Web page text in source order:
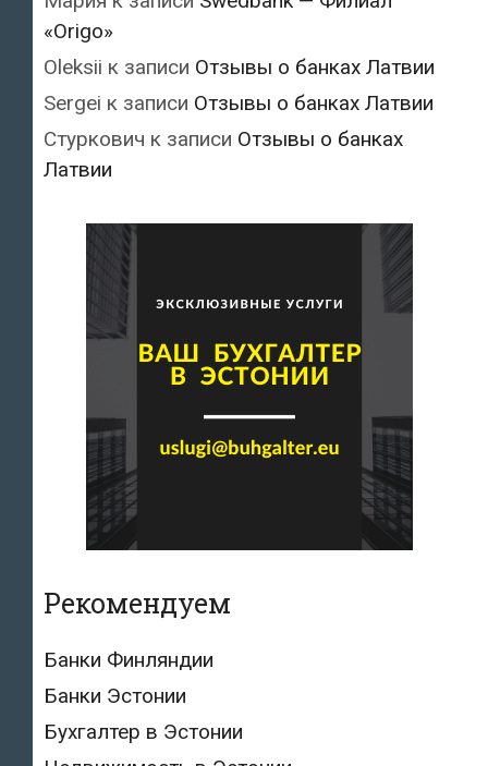
«Origo»
Oleksii к записи Отзывы о банках Латвии
Sergei к записи Отзывы о банках Латвии
Стуркович к записи Отзывы о банках
Латвии
Рекомендуем
Банки Финляндии
Банки Эстонии
Бухгалтер в Эстонии